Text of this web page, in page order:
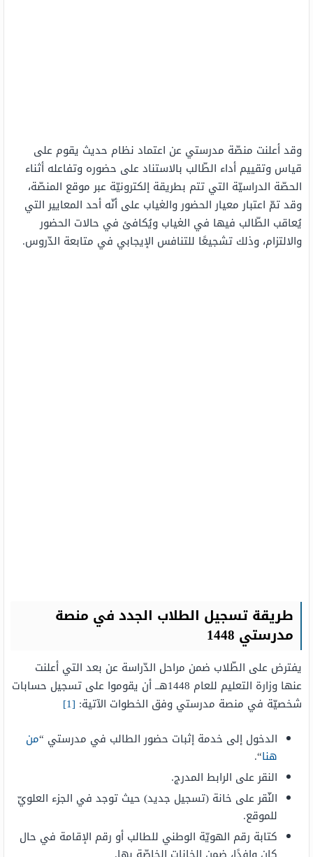
وقد أعلنت منصّة مدرستي عن اعتماد نظام حديث يقوم على
قياس وتقييم أداء الطّالب بالاستناد على حضوره وتفاعله أثناء
الحصّة الدراسيّة التي تتم بطريقة إلكترونيّة عبر موقع المنصّة،
وقد تمّ اعتبار معيار الحضور والغياب على أنّه أحد المعايير التي
يُعاقب الطّالب فيها في الغياب ويُكافئ في حالات الحضور
والالتزام، وذلك تشجيعًا للتنافس الإيجابي في متابعة الدّروس.
طريقة تسجيل الطلاب الجدد في منصة
مدرستي 1448
يفترض على الطّلاب ضمن مراحل الدّراسة عن بعد التي أعلنت
عنها وزارة التعليم للعام 1448هــ أن يقوموا على تسجيل حسابات
شخصيّة في منصة مدرستي وفق الخطوات الآتية: [1]
الدخول إلى خدمة إثبات حضور الطالب في مدرستي “من
هنا“.
النقر على الرابط المدرج.
النّقر على خانة (تسجيل جديد) حيث توجد في الجزء العلويّ
للموقع.
كتابة رقم الهويّة الوطني للطالب أو رقم الإقامة في حال